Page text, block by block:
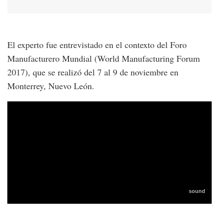
El experto fue entrevistado en el contexto del Foro
Manufacturero Mundial (World Manufacturing Forum
2017), que se realizó del 7 al 9 de noviembre en
Monterrey, Nuevo León.